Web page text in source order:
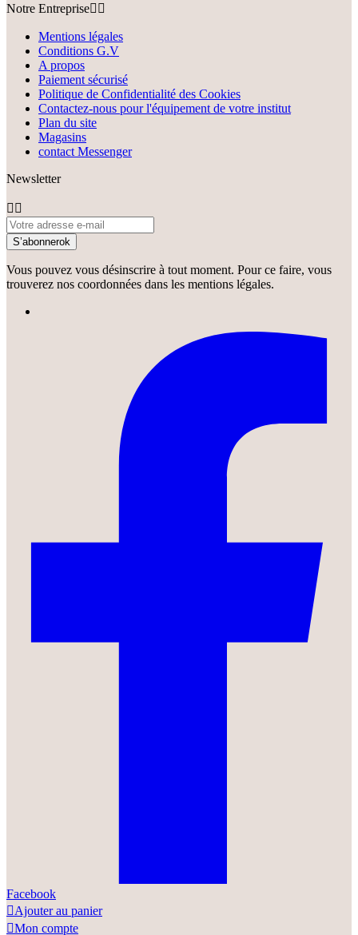
Notre Entreprise 
Mentions légales
Conditions G.V
A propos
Paiement sécurisé
Politique de Confidentialité des Cookies
Contactez-nous pour l'équipement de votre institut
Plan du site
Magasins
contact Messenger
Newsletter
 
S’abonnerok
Vous pouvez vous désinscrire à tout moment. Pour ce faire, vous
trouverez nos coordonnées dans les mentions légales.
Facebook
Ajouter au panier
Mon compte